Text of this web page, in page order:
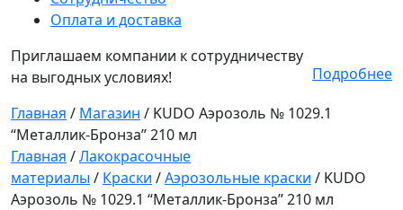
Оплата и доставка
Приглашаем компании к сотрудничеству
на выгодных условиях!
Подробнее
Главная / Магазин / KUDO Аэрозоль № 1029.1
“Металлик-Бронза” 210 мл
Главная /Лакокрасочные
материалы / Краски /Аэрозольные краски / KUDO
Аэрозоль № 1029.1 “Металлик-Бронза” 210 мл